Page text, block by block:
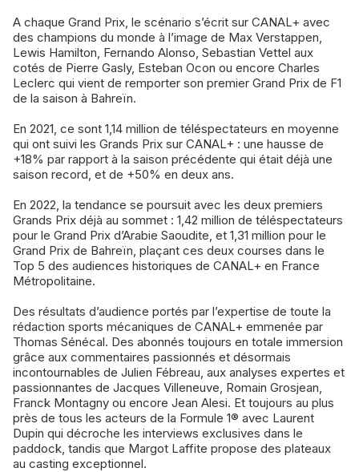
A chaque Grand Prix, le scénario s’écrit sur CANAL+ avec
des champions du monde à l’image de Max Verstappen,
Lewis Hamilton, Fernando Alonso, Sebastian Vettel aux
cotés de Pierre Gasly, Esteban Ocon ou encore Charles
Leclerc qui vient de remporter son premier Grand Prix de F1
de la saison à Bahreïn.
En 2021, ce sont 1,14 million de téléspectateurs en moyenne
qui ont suivi les Grands Prix sur CANAL+ : une hausse de
+18% par rapport à la saison précédente qui était déjà une
saison record, et de +50% en deux ans.
En 2022, la tendance se poursuit avec les deux premiers
Grands Prix déjà au sommet : 1,42 million de téléspectateurs
pour le Grand Prix d’Arabie Saoudite, et 1,31 million pour le
Grand Prix de Bahreïn, plaçant ces deux courses dans le
Top 5 des audiences historiques de CANAL+ en France
Métropolitaine.
Des résultats d’audience portés par l’expertise de toute la
rédaction sports mécaniques de CANAL+ emmenée par
Thomas Sénécal. Des abonnés toujours en totale immersion
grâce aux commentaires passionnés et désormais
incontournables de Julien Fébreau, aux analyses expertes et
passionnantes de Jacques Villeneuve, Romain Grosjean,
Franck Montagny ou encore Jean Alesi. Et toujours au plus
près de tous les acteurs de la Formule 1® avec Laurent
Dupin qui décroche les interviews exclusives dans le
paddock, tandis que Margot Laffite propose des plateaux
au casting exceptionnel.